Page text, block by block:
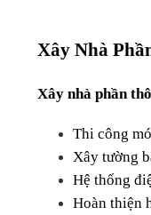
Xây Nhà
Xây nhà phần thô
Thi công
Xây tường
Hệ thống
Hoàn thiện